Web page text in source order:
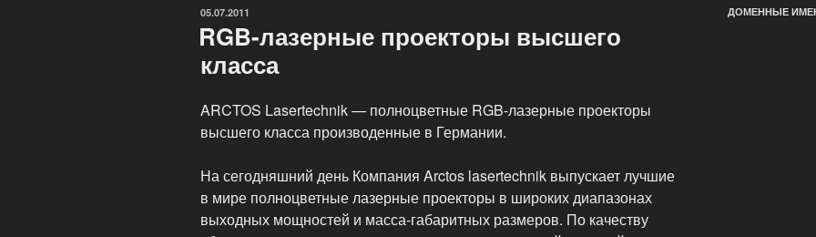
ОПУБЛИКОВАНО
05.07.2011
RGB-лазерные проекторы высшего
класса
ARCTOS Lasertechnik — полноцветные RGB-лазерные проекторы
высшего класса производенные в Германии.
На сегодняшний день Компания Arctos lasertechnik выпускает лучшие
в мире полноцветные лазерные проекторы в широких диапазонах
выходных мощностей и масса-габаритных размеров. По качеству
ДОМЕННЫЕ